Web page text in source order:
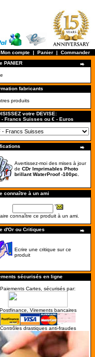
Mon compte | Panier | Commander
PANIER
fabricants
produits
votre DEVISE:
- Francs Suisses ou € - Euros
Avertissez-moi des mises à jour
de CDr Imprimables Photo
brillant WaterProof -100pc.
connaître à un ami
connaître ce produit à un ami.
d'Or ou Critiques
Ecrire une critique sur ce
produit
sécurisés en ligne
Paiements Cartes, sécurisés par:
Postfinance, Virements bancaires
Contrôles drastiques anti-fraudes